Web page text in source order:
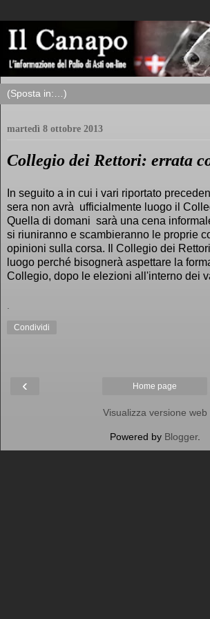
martedì 8 ottobre 2013
Collegio dei Rettori: errata
In seguito a in cui i vari riportato
sera non avrà ufficialmente luogo il
Quella di domani sarà una cena
si riuniranno e scambieranno le proprie
opinioni sulla corsa. Il Collegio dei
luogo perché bisognerà aspettare la
Collegio, dopo le elezioni all'interno dei
.
Condividi
‹ Home page
Visualizza versione web
Powered by Blogger.